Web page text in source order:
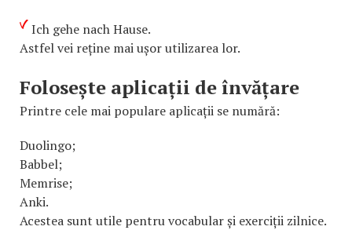
Ich gehe nach Hause.
Astfel vei reține mai ușor utilizarea lor.
Folosește aplicații de învățare
Printre cele mai populare aplicații se numără:
Duolingo;
Babbel;
Memrise;
Anki.
Acestea sunt utile pentru vocabular și exerciții zilnice.